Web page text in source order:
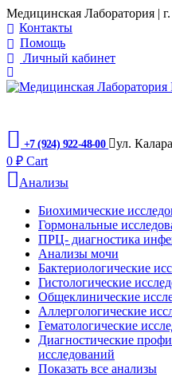
Медицинская Лаборатория |
Контакты
Помощь
Личный кабинет
+7 (924) 922-48-00 ул.
0 ₽ Cart
Анализы
Биохимические
Гормональные
ПРЦ- диагностика
Анализы мочи
Бактериологические
Гистологические
Общеклинические
Аллергологические
Гематологические
Диагностические
исследований
Показать все анализы